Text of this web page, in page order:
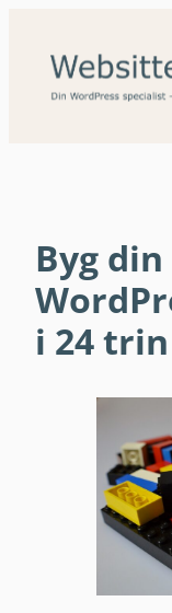
indhold
Byg din
i 24 trin